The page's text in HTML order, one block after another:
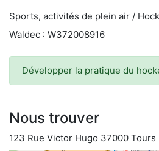
Sports, activités de plein air /
Waldec : W372008916
Développer la pratique du
Nous trouver
123 Rue Victor Hugo 37000 Tours